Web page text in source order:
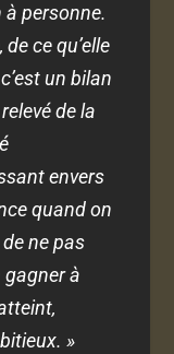
à personne.
ce qu’elle
un bilan
de la
envers
quand on
ne pas
gagner à
»